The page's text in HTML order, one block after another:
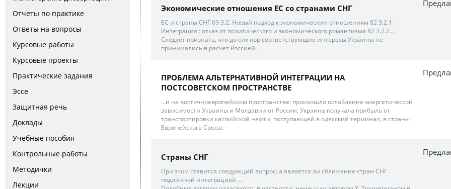
Отчеты по практике
Ответы на вопросы
Курсовые работы
Курсовые проекты
Практические задания
Эссе
Защитная речь
Доклады
Учебные пособия
Контрольные работы
Методички
Лекции
Экономические отношения ЕС со странами СНГ
ЕС и страны СНГ 69 3.2. Новый подход к экономическим отношениям 82 3.2.1.
Интеграция : отказ от политического и экономического романтизма 82 3.2.2...
Следует признать, что до сих пор соответствующие интересы Украины не
принимались в расчет Россией.
ПРОБЛЕМА АЛЬТЕРНАТИВНОЙ ИНТЕГРАЦИИ НА
ПОСТСОВЕТСКОМ ПРОСТРАНСТВЕ
...и на восточноевропейском пространстве: произошло ослабление энергетической
зависимости Украины и Молдавии от России; Украина получала прибыль от
транспортировки каспийской нефти, поступающей в одесский терминал, в страны
Европейского Союза.
Страны СНГ
При этом ставится следующий вопрос: а является ли сближение стран СНГ
подлинной интеграцией ...